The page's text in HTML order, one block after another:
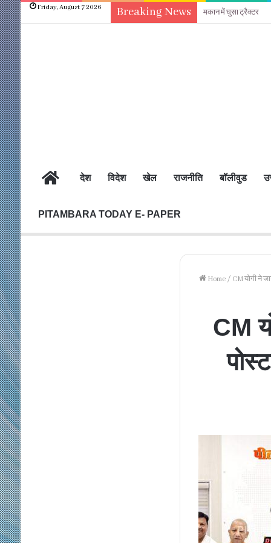
Friday, August 7 2026 Breaking News मकान में घुसा ट्रैक्टर
होम देश विदेश खेल राजनीति बॉलीवुड
PITAMBARA TODAY E- PAPER
Home / CM योगी ने
CM